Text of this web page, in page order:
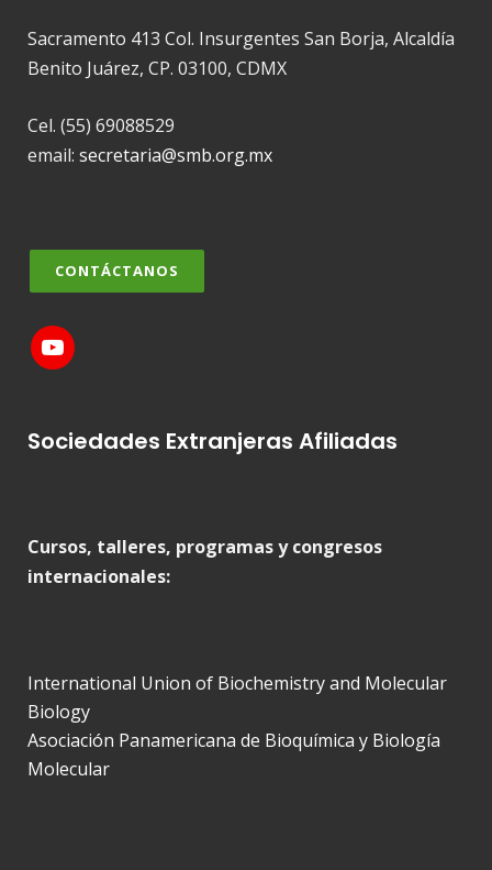
Sacramento 413 Col. Insurgentes San Borja, Alcaldía
Benito Juárez, CP. 03100, CDMX
Cel. (55) 69088529
email: secretaria@smb.org.mx
CONTÁCTANOS
Sociedades Extranjeras Afiliadas
Cursos, talleres, programas y congresos
internacionales:
International Union of Biochemistry and Molecular
Biology
Asociación Panamericana de Bioquímica y Biología
Molecular